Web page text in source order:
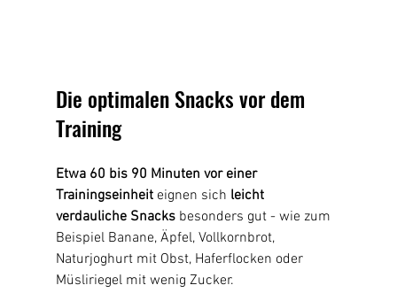
Die optimalen Snacks vor dem
Training
Etwa 60 bis 90 Minuten vor einer
Trainingseinheit eignen sich leicht
verdauliche Snacks besonders gut - wie zum
Beispiel Banane, Äpfel, Vollkornbrot,
Naturjoghurt mit Obst, Haferflocken oder
Müsliriegel mit wenig Zucker.